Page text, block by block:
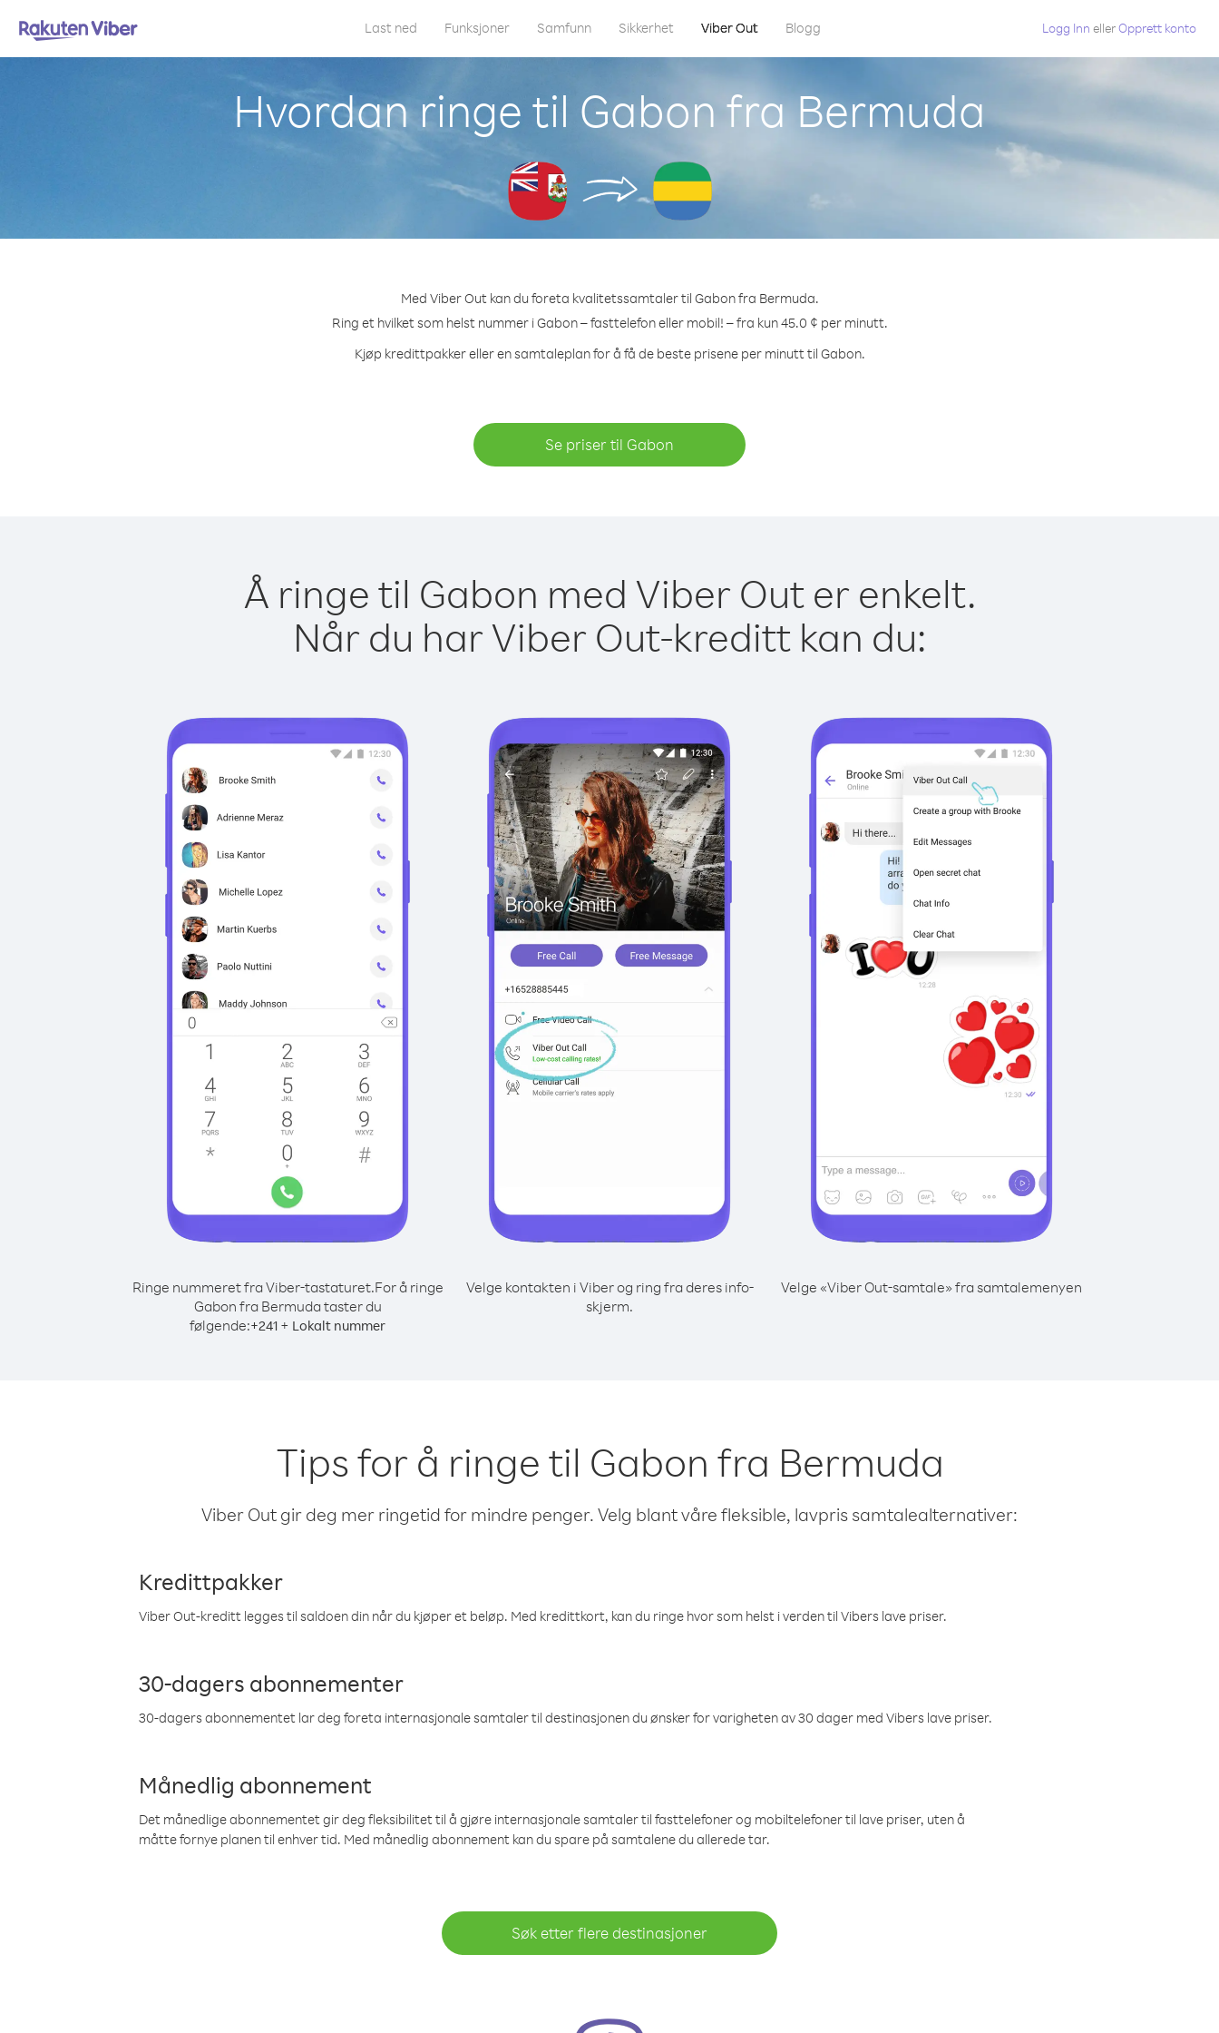
Last ned Funksjoner Samfunn Sikkerhet Viber Out Blogg Logg Inn ellerOpprett konto
Hvordan ringe til Gabon fra Bermuda
Med Viber Out kan du foreta kvalitetssamtaler til Gabon fra Bermuda.
Ring et hvilket som helst nummer i Gabon – fasttelefon eller mobil! – fra kun 45.0 ¢ per minutt.
Kjøp kredittpakker eller en samtaleplan for å få de beste prisene per minutt til Gabon.
Se priser til Gabon
Å ringe til Gabon med Viber Out er enkelt.
Når du har Viber Out-kreditt kan du:
Ringe nummeret fra Viber-tastaturet.For å ringe
Gabon fra Bermuda taster du
følgende:+241 + Lokalt nummer
Velge kontakten i Viber og ring fra deres info-
skjerm.
Velge «Viber Out-samtale» fra samtalemenyen
Tips for å ringe til Gabon fra Bermuda
Viber Out gir deg mer ringetid for mindre penger. Velg blant våre fleksible, lavpris samtalealternativer:
Kredittpakker
Viber Out-kreditt legges til saldoen din når du kjøper et beløp. Med kredittkort, kan du ringe hvor som helst i verden til Vibers lave priser.
30-dagers abonnementer
30-dagers abonnementet lar deg foreta internasjonale samtaler til destinasjonen du ønsker for varigheten av 30 dager med Vibers lave priser.
Månedlig abonnement
Det månedlige abonnementet gir deg fleksibilitet til å gjøre internasjonale samtaler til fasttelefoner og mobiltelefoner til lave priser, uten å
måtte fornye planen til enhver tid. Med månedlig abonnement kan du spare på samtalene du allerede tar.
Søk etter flere destinasjoner